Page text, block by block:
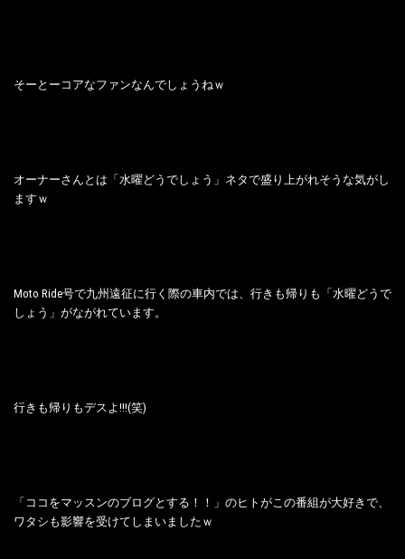
そーとーコアなファンなんでしょうねｗ
オーナーさんとは「水曜どうでしょう」ネタで盛り上がれそうな気がし
ますｗ
Moto Ride号で九州遠征に行く際の車内では、行きも帰りも「水曜どうで
しょう」がながれています。
行きも帰りもデスよ!!!(笑)
「ココをマッスンのブログとする！！」のヒトがこの番組が大好きで、
ワタシも影響を受けてしまいましたｗ